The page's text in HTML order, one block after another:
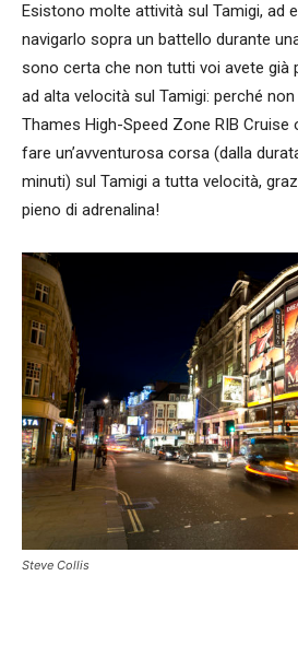
Esistono molte attività sul Tamigi, ad
navigarlo sopra un battello durante
sono certa che non tutti voi avete già
ad alta velocità sul Tamigi: perché
Thames High-Speed Zone RIB
fare un’avventurosa corsa (dalla
minuti) sul Tamigi a tutta velocità,
pieno di adrenalina!
Steve Collis